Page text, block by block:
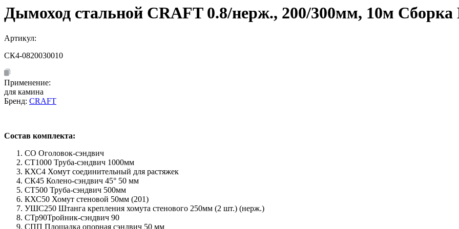
Дымоход стальной CRAFT 0.8/нерж., 200/300мм, 10м
Артикул:
СК4-0820030010
Применение:
для камина
Бренд: CRAFT
Состав комплекта:
СО Оголовок-сэндвич
СТ1000 Труба-сэндвич 1000мм
КХС4 Хомут соединительный для растяжек
СК45 Колено-сэндвич 45° 50 мм
СТ500 Труба-сэндвич 500мм
КХС50 Хомут стеновой 50мм (201)
УШС250 Штанга крепления хомута стенового 250мм (2 шт.) (нерж.)
СТр90Тройник-сэндвич 90
СПП Площадка опорная сэндвич 50 мм